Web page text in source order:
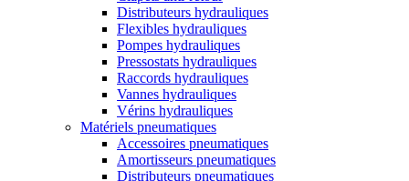
Distributeurs hydrauliques
Flexibles hydrauliques
Pompes hydrauliques
Pressostats hydrauliques
Raccords hydrauliques
Vannes hydrauliques
Vérins hydrauliques
Matériels pneumatiques
Accessoires pneumatiques
Amortisseurs pneumatiques
Distributeurs pneumatiques